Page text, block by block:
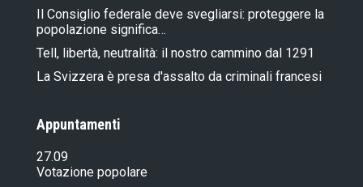
Il Consiglio federale deve svegliarsi: proteggere la
popolazione significa…
Tell, libertà, neutralità: il nostro cammino dal 1291
La Svizzera è presa d'assalto da criminali francesi
Appuntamenti
27.09
Votazione popolare